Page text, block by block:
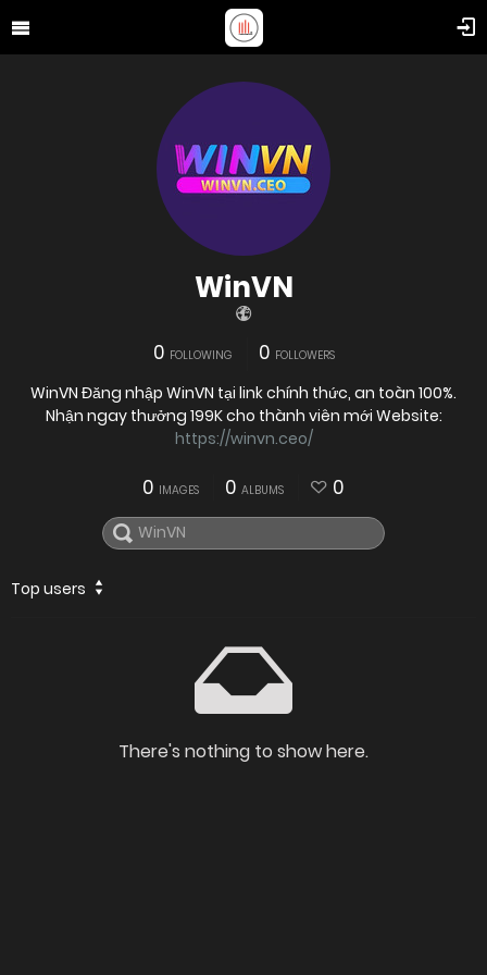
WinVN
0 FOLLOWING 0 FOLLOWERS
WinVN Đăng nhập WinVN tại link chính thức, an toàn 100%.
Nhận ngay thưởng 199K cho thành viên mới Website:
https://winvn.ceo/
0 IMAGES 0 ALBUMS 0
Top users
There's nothing to show here.